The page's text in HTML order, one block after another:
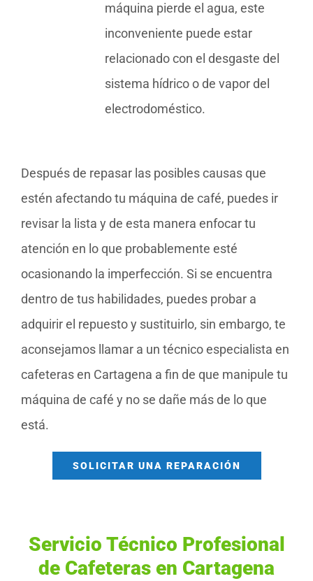
máquina pierde el agua, este
inconveniente puede estar
relacionado con el desgaste del
sistema hídrico o de vapor del
electrodoméstico.
Después de repasar las posibles causas que
estén afectando tu máquina de café, puedes ir
revisar la lista y de esta manera enfocar tu
atención en lo que probablemente esté
ocasionando la imperfección. Si se encuentra
dentro de tus habilidades, puedes probar a
adquirir el repuesto y sustituirlo, sin embargo, te
aconsejamos llamar a un técnico especialista en
cafeteras en Cartagena a fin de que manipule tu
máquina de café y no se dañe más de lo que
está.
SOLICITAR UNA REPARACIÓN
Servicio Técnico Profesional
de Cafeteras en Cartagena